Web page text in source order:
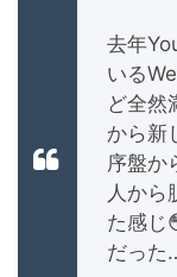
去年
いる
ど全然
から新
序盤か
人から
た感じ
だった